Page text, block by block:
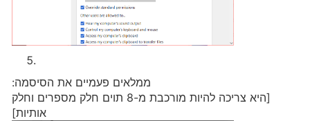
ממלאים פעמיים את הסיסמה:
[היא צריכה להיות מורכבת מ-8 תוים חלק מספרים וחלק
אותיות]